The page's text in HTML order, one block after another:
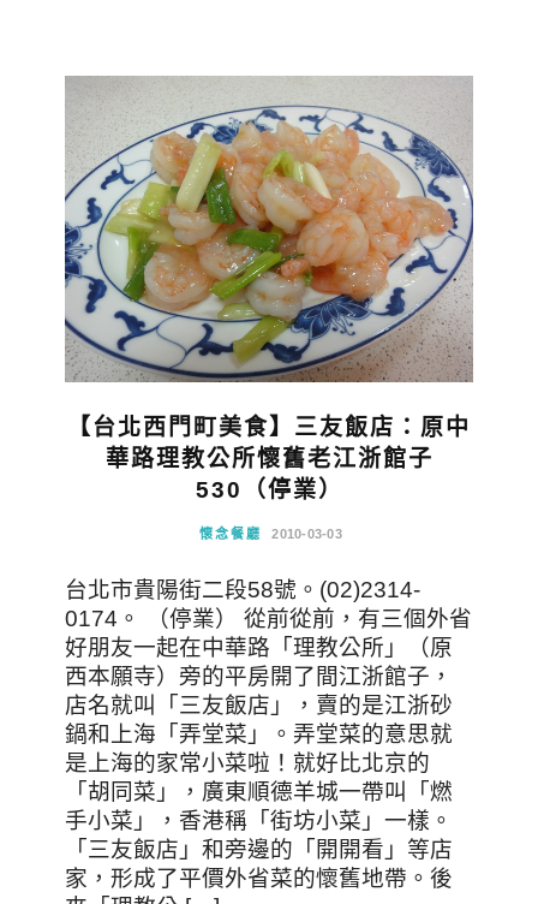
【台北西門町美食】三友飯店：原中
華路理教公所懷舊老江浙館子
530（停業）
懷念餐廳 2010-03-03
台北市貴陽街二段58號。(02)2314-
0174。 （停業） 從前從前，有三個外省
好朋友一起在中華路「理教公所」（原
西本願寺）旁的平房開了間江浙館子，
店名就叫「三友飯店」，賣的是江浙砂
鍋和上海「弄堂菜」。弄堂菜的意思就
是上海的家常小菜啦！就好比北京的
「胡同菜」，廣東順德羊城一帶叫「燃
手小菜」，香港稱「街坊小菜」一樣。
「三友飯店」和旁邊的「開開看」等店
家，形成了平價外省菜的懷舊地帶。後